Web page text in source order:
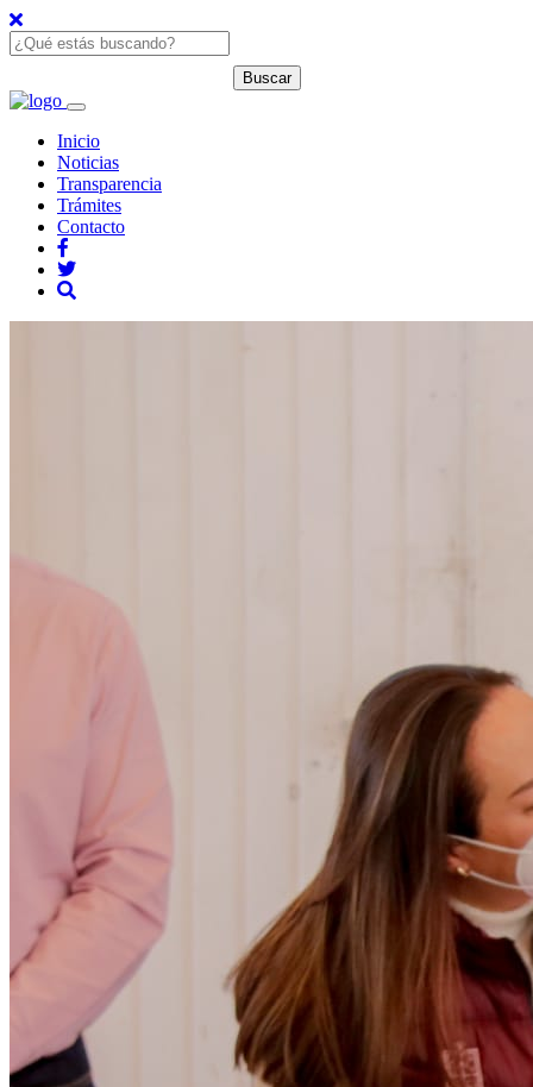
Inicio
Noticias
Transparencia
Trámites
Contacto